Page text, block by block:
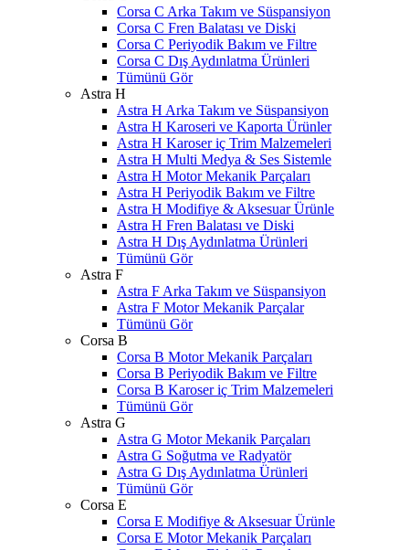
Corsa C Arka Takım ve Süspansiyon
Corsa C Fren Balatası ve Diski
Corsa C Periyodik Bakım ve Filtre
Corsa C Dış Aydınlatma Ürünleri
Tümünü Gör
Astra H
Astra H Arka Takım ve Süspansiyon
Astra H Karoseri ve Kaporta Ürünler
Astra H Karoser iç Trim Malzemeleri
Astra H Multi Medya & Ses Sistemle
Astra H Motor Mekanik Parçaları
Astra H Periyodik Bakım ve Filtre
Astra H Modifiye & Aksesuar Ürünle
Astra H Fren Balatası ve Diski
Astra H Dış Aydınlatma Ürünleri
Tümünü Gör
Astra F
Astra F Arka Takım ve Süspansiyon
Astra F Motor Mekanik Parçalar
Tümünü Gör
Corsa B
Corsa B Motor Mekanik Parçaları
Corsa B Periyodik Bakım ve Filtre
Corsa B Karoser iç Trim Malzemeleri
Tümünü Gör
Astra G
Astra G Motor Mekanik Parçaları
Astra G Soğutma ve Radyatör
Astra G Dış Aydınlatma Ürünleri
Tümünü Gör
Corsa E
Corsa E Modifiye & Aksesuar Ürünle
Corsa E Motor Mekanik Parçaları